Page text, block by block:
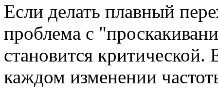
Если делать плавный
проблема с
становится критической.
каждом изменении